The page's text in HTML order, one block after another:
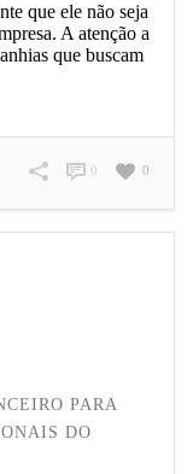
que ele não seja
A atenção a
que buscam
0
0
PARA
DO